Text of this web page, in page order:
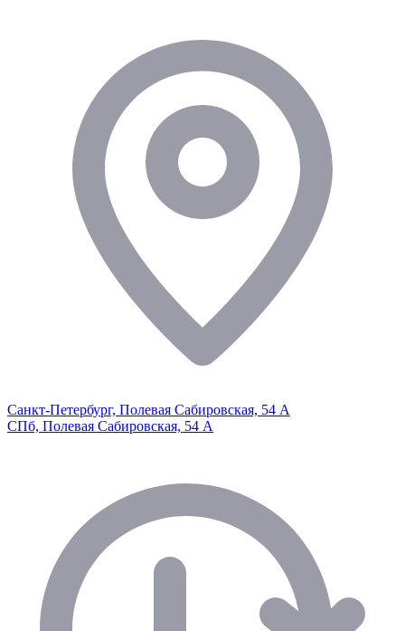
Санкт-Петербург, Полевая Сабировская, 54 А
СПб, Полевая Сабировская, 54 А